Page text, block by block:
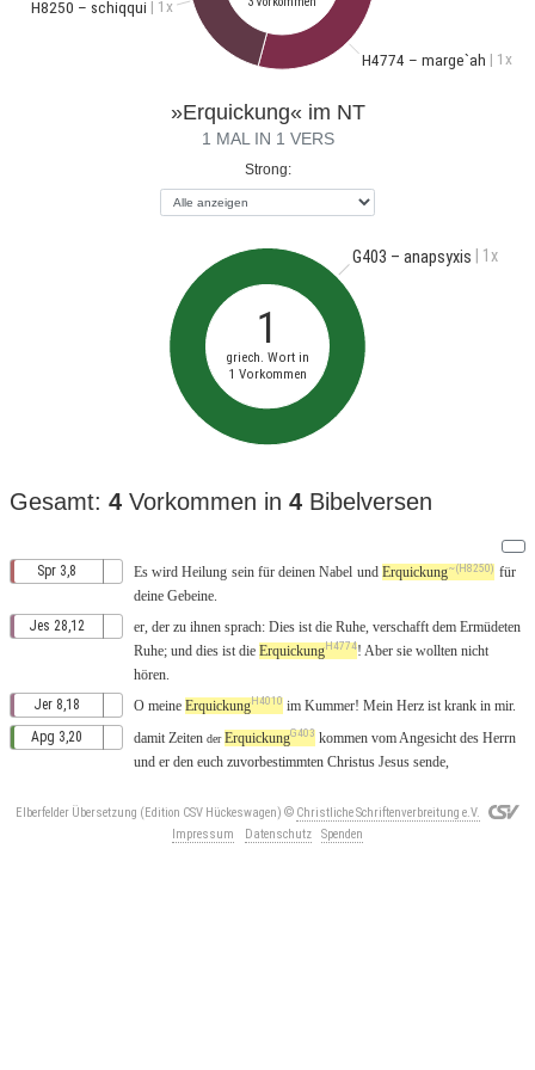
H4774 – marge`ah | 1x
H8250 – schiqqui | 1x
»Erquickung« im NT
1 MAL IN 1 VERS
Strong:
1
griech. Wort in
1 Vorkommen
G403 – anapsyxis | 1x
Gesamt: 4Vorkommen in 4Bibelversen
Spr 3,8 Eswird Heilung seinfür deinen Nabel und Erquickung~(H8250) für
deine Gebeine.
Jes 28,12
er, der zuihnen sprach: Diesist die Ruhe, verschafftdem Ermüdeten
Ruhe; und diesist die ErquickungH4774! Aber sie wollten nicht
hören.
Jer 8,18
Omeine ErquickungH4010 im Kummer! Mein Herzist krank in mir.
Apg 3,20
damit Zeiten der ErquickungG403 kommen vomAngesicht des Herrn
under den euch zuvorbestimmten Christus Jesus sende,
Elberfelder Übersetzung (Edition CSV Hückeswagen) © Christliche Schriftenverbreitung e.V.
Impressum
Datenschutz Spenden